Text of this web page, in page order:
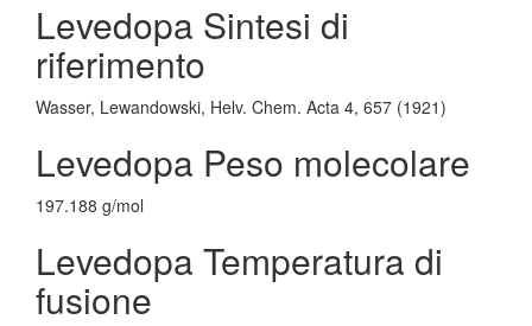
Levedopa Sintesi di
riferimento
Wasser, Lewandowski, Helv. Chem. Acta 4, 657 (1921)
Levedopa Peso molecolare
197.188 g/mol
Levedopa Temperatura di
fusione